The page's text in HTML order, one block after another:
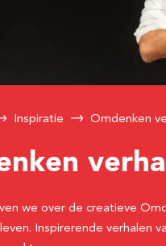
Inspiratie Omdenken
we over de creatieve
Inspirerende verhalen